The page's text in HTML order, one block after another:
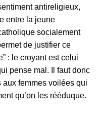
antireligieux,
entre la jeune
socialement
de justifier ce
: le croyant est celui
pense mal. Il faut donc
aux femmes voilées qui
qu’on les rééduque.